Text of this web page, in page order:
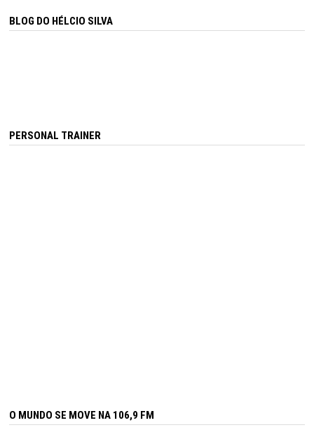
BLOG DO HÉLCIO SILVA
PERSONAL TRAINER
O MUNDO SE MOVE NA 106,9 FM